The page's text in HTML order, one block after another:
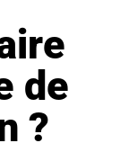
de
?